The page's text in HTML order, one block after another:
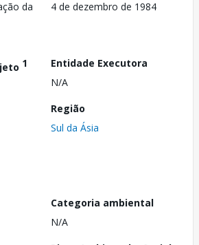
da
4 de dezembro de 1984
1
Entidade Executora
N/A
Região
Sul da Ásia
Categoria ambiental
N/A